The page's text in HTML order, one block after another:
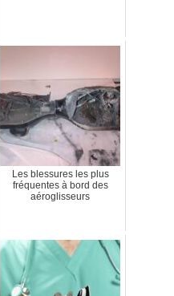
Les blessures les plus
fréquentes à bord des
aéroglisseurs